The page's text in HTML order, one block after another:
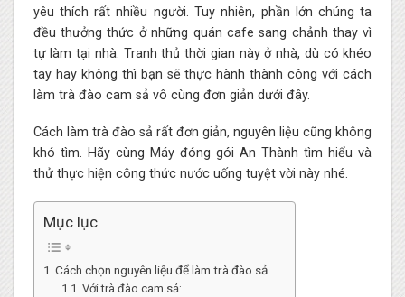
yêu thích rất nhiều người. Tuy nhiên, phần lớn chúng ta
đều thưởng thức ở những quán cafe sang chảnh thay vì
tự làm tại nhà. Tranh thủ thời gian này ở nhà, dù có khéo
tay hay không thì bạn sẽ thực hành thành công với cách
làm trà đào cam sả vô cùng đơn giản dưới đây.
Cách làm trà đào sả rất đơn giản, nguyên liệu cũng không
khó tìm. Hãy cùng Máy đóng gói An Thành tìm hiểu và
thử thực hiện công thức nước uống tuyệt vời này nhé.
Mục lục
Cách chọn nguyên liệu để làm trà đào sả
Với trà đào cam sả: